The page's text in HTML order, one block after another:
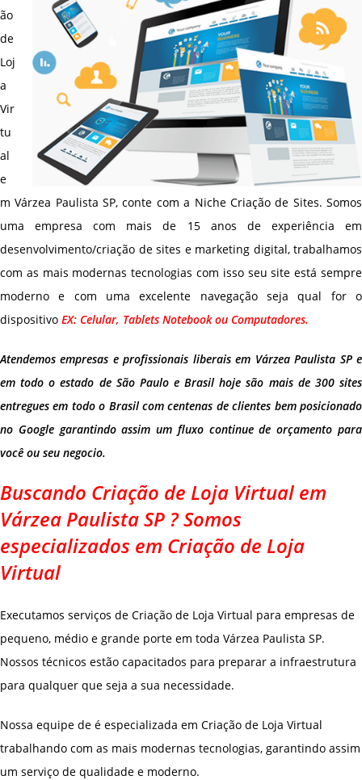
ão
de
Loj
a
Vir
tu
al
e
m Várzea Paulista SP, conte com a Niche Criação de Sites. Somos
uma empresa com mais de 15 anos de experiência em
desenvolvimento/criação de sites e marketing digital, trabalhamos
com as mais modernas tecnologias com isso seu site está sempre
moderno e com uma excelente navegação seja qual for o
dispositivo EX: Celular, Tablets Notebook ou Computadores.
Atendemos empresas e profissionais liberais em Várzea Paulista SP e
em todo o estado de São Paulo e Brasil hoje são mais de 300 sites
entregues em todo o Brasil com centenas de clientes bem posicionado
no Google garantindo assim um fluxo continue de orçamento para
você ou seu negocio.
Buscando Criação de Loja Virtual em
Várzea Paulista SP ? Somos
especializados em Criação de Loja
Virtual
Executamos serviços de Criação de Loja Virtual para empresas de
pequeno, médio e grande porte em toda Várzea Paulista SP.
Nossos técnicos estão capacitados para preparar a infraestrutura
para qualquer que seja a sua necessidade.
Nossa equipe de é especializada em Criação de Loja Virtual
trabalhando com as mais modernas tecnologias, garantindo assim
um serviço de qualidade e moderno.